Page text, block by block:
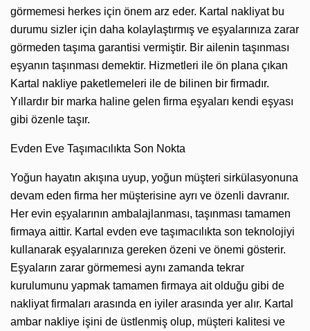
görmemesi herkes için önem arz eder. Kartal nakliyat bu
durumu sizler için daha kolaylaştırmış ve eşyalarınıza zarar
görmeden taşıma garantisi vermiştir. Bir ailenin taşınması
eşyanın taşınması demektir. Hizmetleri ile ön plana çıkan
Kartal nakliye paketlemeleri ile de bilinen bir firmadır.
Yıllardır bir marka haline gelen firma eşyaları kendi eşyası
gibi özenle taşır.
Evden Eve Taşımacılıkta Son Nokta
Yoğun hayatın akışına uyup, yoğun müşteri sirkülasyonuna
devam eden firma her müşterisine ayrı ve özenli davranır.
Her evin eşyalarının ambalajlanması, taşınması tamamen
firmaya aittir. Kartal evden eve taşımacılıkta son teknolojiyi
kullanarak eşyalarınıza gereken özeni ve önemi gösterir.
Eşyaların zarar görmemesi aynı zamanda tekrar
kurulumunu yapmak tamamen firmaya ait olduğu gibi de
nakliyat firmaları arasında en iyiler arasında yer alır. Kartal
ambar nakliye işini de üstlenmiş olup, müşteri kalitesi ve